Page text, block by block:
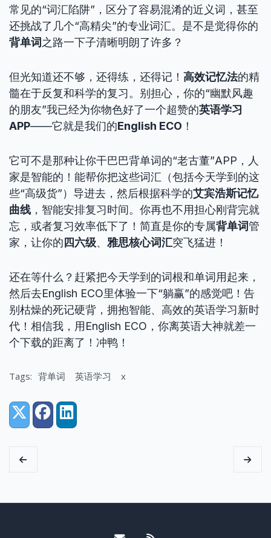
常见的“词汇陷阱”，区分了容易混淆的近义词，甚至
还挑战了几个“高精尖”的专业词汇。是不是觉得你的
背单词 之路一下子清晰明朗了许多？
但光知道还不够，还得练，还得记！ 高效记忆法的精
髓在于反复和科学的复习。别担心，你的“幽默风趣
的朋友”我已经为你物色好了一个超赞的英语学习
APP——它就是我们的English ECO ！
它可不是那种让你干巴巴背单词的“老古董”APP，人
家是智能的！能帮你把这些词汇（包括今天学到的这
些“高级货”）导进去，然后根据科学的艾宾浩斯记忆
曲线 ，智能安排复习时间。你再也不用担心刚背完就
忘，或者复习效率低下了！简直是你的专属背单词管
家，让你的 四六级、 雅思核心词汇突飞猛进！
还在等什么？赶紧把今天学到的词根和单词用起来，
然后去English ECO里体验一下“躺赢”的感觉吧！告
别枯燥的死记硬背，拥抱智能、高效的英语学习新时
代！相信我，用English ECO，你离英语大神就差一
个下载的距离了！冲鸭！
Tags: 背单词 英语学习 x
Share:
X (Twitter)
FacebookLinkedIn
Email me